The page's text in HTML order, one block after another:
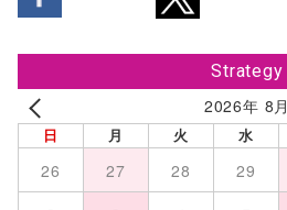
Strategy
2026年 8月
日 月 火 水
26 27 28 29